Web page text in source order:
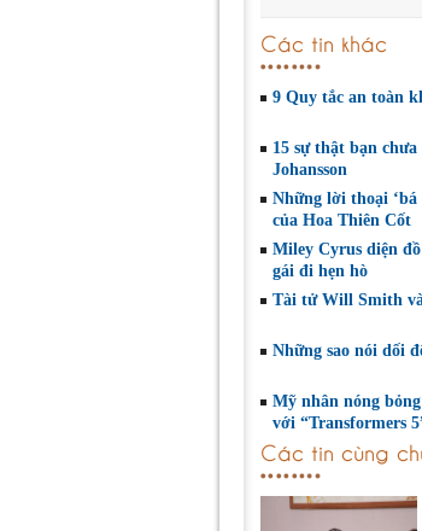
Các tin khác
9 Quy tắc an toàn
15 sự thật bạn
Johansson
Những lời thoại ‘bá
của Hoa Thiên Cốt
Miley Cyrus diện
gái đi hẹn hò
Tài tử Will Smith
Những sao nói dối
Mỹ nhân nóng
với “Transformers
Các tin cùng